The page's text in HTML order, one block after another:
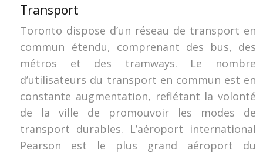
Transport
Toronto dispose d’un réseau de transport en
commun étendu, comprenant des bus, des
métros et des tramways. Le nombre
d’utilisateurs du transport en commun est en
constante augmentation, reflétant la volonté
de la ville de promouvoir les modes de
transport durables. L’aéroport international
Pearson est le plus grand aéroport du